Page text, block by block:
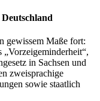
gewissem Maße fort:
in Sachsen und
zweisprachige
sowie staatlich